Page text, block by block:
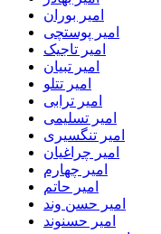
امیر بوران
امیر پوستچی
امیر تاجیک
امیر تبیان
امیر تتلو
امیر ترابی
امیر تسلیمی
امیر تنگسیری
امیر چراغیان
امیر چهارم
امیر حاتم
امیر حسن وند
امیر حسنوند